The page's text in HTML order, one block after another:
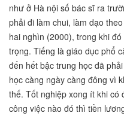
như ở Hà nội số bác sĩ ra
phải đi làm chui, làm dạo
hai nghìn (2000), trong khi
trọng. Tiếng là giáo dục phổ
đến hết bậc trung học đã
học càng ngày càng đông vì
thế. Tốt nghiệp xong ít khi có
công việc nào đó thì tiền